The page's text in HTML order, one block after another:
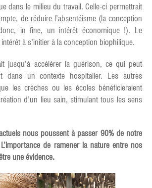
dans le milieu du travail. Celle-ci permettrait
de réduire l’absentéisme (la conception
in fine, un intérêt économique !). Le
à s’initier à la conception biophilique.
jusqu’à accélérer la guérison, ce qui peut
dans un contexte hospitalier. Les autres
les crèches ou les écoles bénéficieraient
d’un lieu sain, stimulant tous les sens
nous poussent à passer 90% de notre
de ramener la nature entre nos
une évidence.